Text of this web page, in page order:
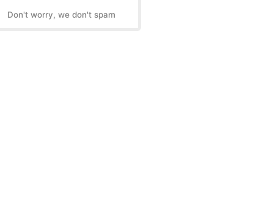
Don't worry, we don't spam